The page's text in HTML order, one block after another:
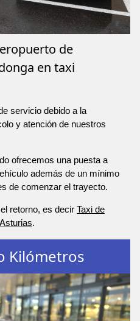
de
en taxi
servicio debido a la
y atención de nuestros
ofrecemos una puesta a
además de un mínimo
de comenzar el trayecto.
retorno, es decir Taxi de
.
Kilómetros